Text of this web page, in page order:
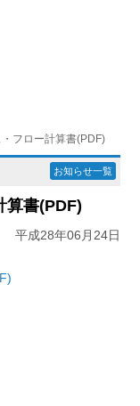
フロー計算書(PDF)
お知らせ一覧
算書(PDF)
平成28年06月24日